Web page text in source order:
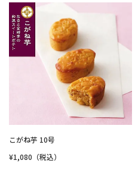
こがね芋 10号
¥1,080（税込）